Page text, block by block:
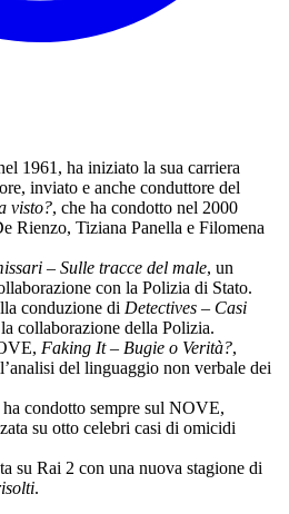
1961, ha iniziato la sua carriera
inviato e anche conduttore del
visto?, che ha condotto nel 2000
Rienzo, Tiziana Panella e Filomena
– Sulle tracce del male, un
con la Polizia di Stato.
conduzione di Detectives – Casi
collaborazione della Polizia.
Faking It – Bugie o Verità?,
del linguaggio non verbale dei
condotto sempre sul NOVE,
su otto celebri casi di omicidi
su Rai 2 con una nuova stagione di
.